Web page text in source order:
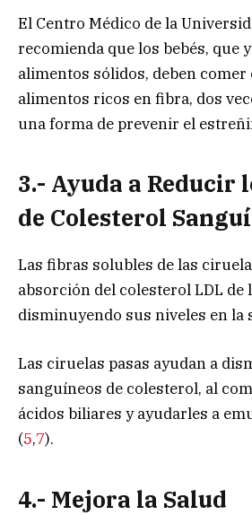
El Centro Médico de la
recomienda que los bebés, que
alimentos sólidos, deben
alimentos ricos en fibra, dos
una forma de prevenir el
3.- Ayuda a Reducir
de Colesterol
Las fibras solubles de las
absorción del colesterol LDL de
disminuyendo sus niveles en la
Las ciruelas pasas ayudan a
sanguíneos de colesterol, al
ácidos biliares y ayudarles a
(5,7).
4.- Mejora la Salud